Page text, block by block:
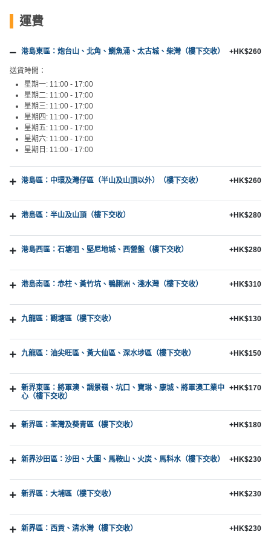
運費
港島東區：炮台山、北角、鰂魚涌、太古城、柴灣（樓下交收） +HK$260
送貨時間：
星期一: 11:00 - 17:00
星期二: 11:00 - 17:00
星期三: 11:00 - 17:00
星期四: 11:00 - 17:00
星期五: 11:00 - 17:00
星期六: 11:00 - 17:00
星期日: 11:00 - 17:00
港島區：中環及灣仔區（半山及山頂以外）（樓下交收） +HK$260
港島區：半山及山頂（樓下交收） +HK$280
港島西區：石塘咀、堅尼地城、西營盤（樓下交收） +HK$280
港島南區：赤柱、黃竹坑、鴨脷洲、淺水灣（樓下交收） +HK$310
九龍區：觀塘區（樓下交收） +HK$130
九龍區：油尖旺區、黃大仙區、深水埗區（樓下交收） +HK$150
新界東區：將軍澳、調景嶺、坑口、寶琳、康城、將軍澳工業中
心（樓下交收）
+HK$170
新界區：荃灣及葵青區（樓下交收） +HK$180
新界沙田區：沙田、大圍、馬鞍山、火炭、馬料水（樓下交收） +HK$230
新界區：大埔區（樓下交收） +HK$230
新界區：西貢、清水灣（樓下交收） +HK$230